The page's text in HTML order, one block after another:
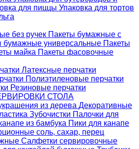
для пиццы Упаковка для тортов
без ручек Пакеты бумажные с
бумажные универсальные Пакеты
майка Пакеты фасовочные
Латексные перчатки
Полиэтиленовые перчатки
Резиновые перчатки
СТОЛА
из дерева Декоративные
Зубочистки Палочки для
из бамбука Пики для канапе
соль, сахар, перец
Салфетки сервировочные